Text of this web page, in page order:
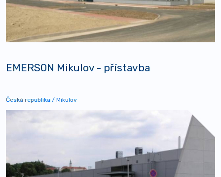
EMERSON Mikulov - přístavba
Česká republika / Mikulov